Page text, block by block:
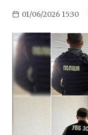
01/06/2026 15:30